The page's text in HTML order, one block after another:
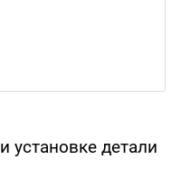
установке детали